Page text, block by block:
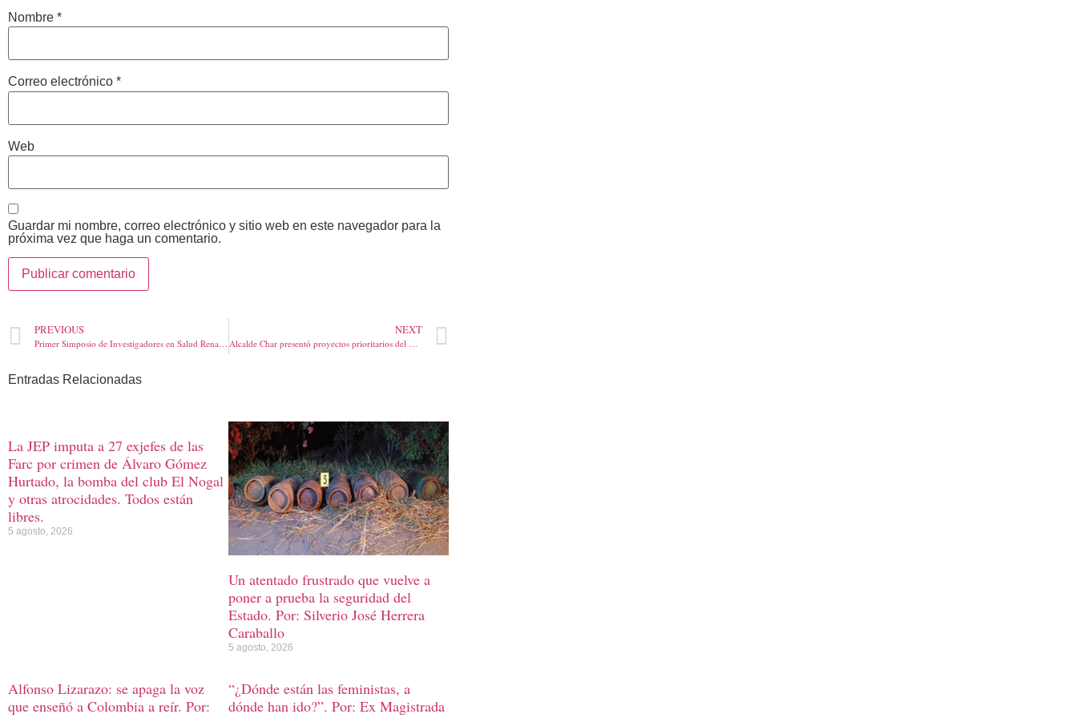
Nombre *
Correo electrónico *
Web
Guardar mi nombre, correo electrónico y sitio web en este navegador para la
próxima vez que haga un comentario.
PREVIOUS
Primer Simposio de Investigadores en Salud Renal y Enfermedades Crónicas Prevalentes-RISRECP de Iberoamérica denuncian un aumento importante de las enfermedades renales en la región Caribe
NEXT
Alcalde Char presentó proyectos prioritarios del Atlántico al presidente Duque
Entradas Relacionadas
La JEP imputa a 27 exjefes de las
Farc por crimen de Álvaro Gómez
Hurtado, la bomba del club El Nogal
y otras atrocidades. Todos están
libres.
5 agosto, 2026
Un atentado frustrado que vuelve a
poner a prueba la seguridad del
Estado. Por: Silverio José Herrera
Caraballo
5 agosto, 2026
Alfonso Lizarazo: se apaga la voz
que enseñó a Colombia a reír. Por:
“¿Dónde están las feministas, a
dónde han ido?”. Por: Ex Magistrada